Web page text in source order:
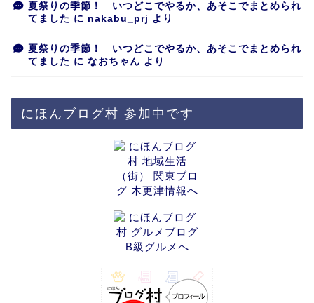
夏祭りの季節！ いつどこでやるか、あそこでまとめられ
てました に nakabu_prj より
夏祭りの季節！ いつどこでやるか、あそこでまとめられ
てました に なおちゃん より
にほんブログ村 参加中です